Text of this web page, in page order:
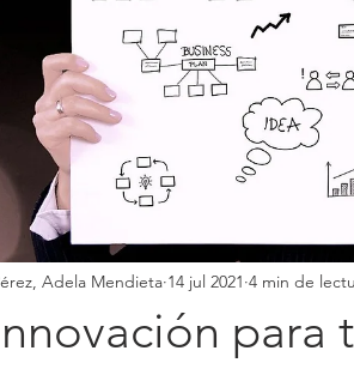
para
Adela Mendieta 14 jul 2021 4 min de